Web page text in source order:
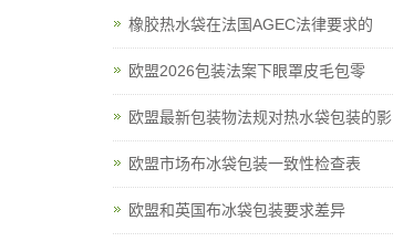
橡胶热水袋在法国AGEC法律要求的
欧盟2026包装法案下眼罩皮毛包零
欧盟最新包装物法规对热水袋包装的影
欧盟市场布冰袋包装一致性检查表
欧盟和英国布冰袋包装要求差异